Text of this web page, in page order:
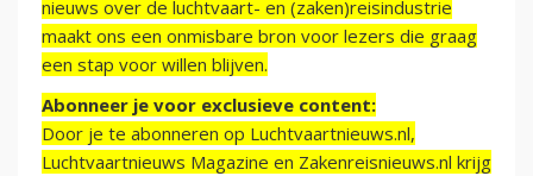
nieuws over de luchtvaart- en (zaken)reisindustrie
maakt ons een onmisbare bron voor lezers die graag
een stap voor willen blijven.
Abonneer je voor exclusieve content:
Door je te abonneren op Luchtvaartnieuws.nl,
Luchtvaartnieuws Magazine en Zakenreisnieuws.nl krijg